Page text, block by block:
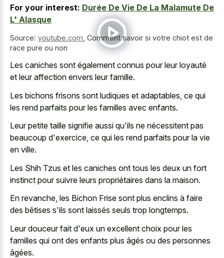
For your interest: Durée De Vie De La Malamute De
L' Alasque
Source: youtube.com Comment savoir si votre chiot est de
race pure ou non
Les caniches sont également connus pour leur loyauté
et leur affection envers leur famille.
Les bichons frisons sont ludiques et adaptables, ce qui
les rend parfaits pour les familles avec enfants.
Leur petite taille signifie aussi qu'ils ne nécessitent pas
beaucoup d'exercice, ce qui les rend parfaits pour la vie
en ville.
Les Shih Tzus et les caniches ont tous les deux un fort
instinct pour suivre leurs propriétaires dans la maison.
En revanche, les Bichon Frise sont plus enclins à faire
des bêtises s'ils sont laissés seuls trop longtemps.
Leur douceur fait d'eux un excellent choix pour les
familles qui ont des enfants plus âgés ou des personnes
âgées.